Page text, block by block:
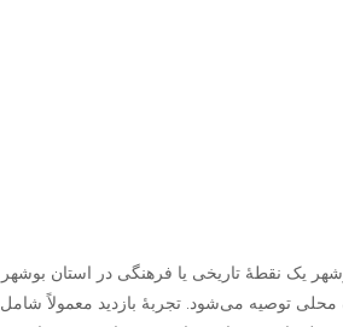
یک نقطهٔ تاریخی یا فرهنگی در استان بوشهر
محلی توصیه می‌شود. تجربهٔ بازدید معمولاً شامل